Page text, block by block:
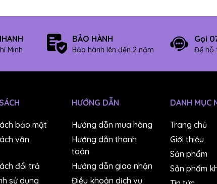
Minh
BẢO HÀNH
Bảo hành lên đến 2 năm
Gọi
Để hỗ
bảo mật
vận
đổi trả
sử dụng
HƯỚNG DẪN
Hướng dẫn mua hàng
Hướng dẫn thanh
toán
Hướng dẫn giao nhận
Điều khoản dịch vụ
DANH MỤC
Trang chủ
Giới thiệu
Sản phẩm
Sản phẩm